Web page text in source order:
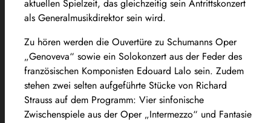
aktuellen Spielzeit, das gleichzeitig sein Antrittskonzert
als Generalmusikdirektor sein wird.
Zu hören werden die Ouvertüre zu Schumanns Oper
„Genoveva“ sowie ein Solokonzert aus der Feder des
französischen Komponisten Edouard Lalo sein. Zudem
stehen zwei selten aufgeführte Stücke von Richard
Strauss auf dem Programm: Vier sinfonische
Zwischenspiele aus der Oper „Intermezzo“ und Fantasie